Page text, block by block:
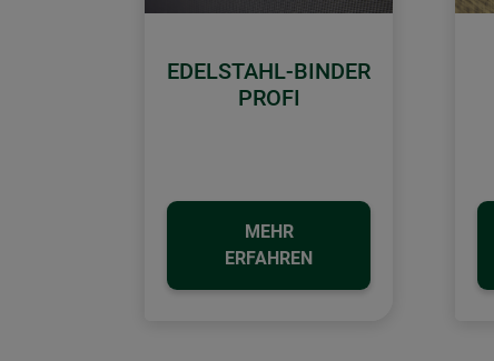
EDELSTAHL-BINDER
PROFI
MEHR
ERFAHREN